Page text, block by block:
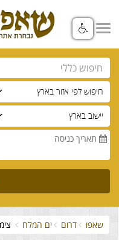
חיפוש לפי אזור בארץ
יישוב בארץ
תאריך כניסה
שאפו דרום ים המלח